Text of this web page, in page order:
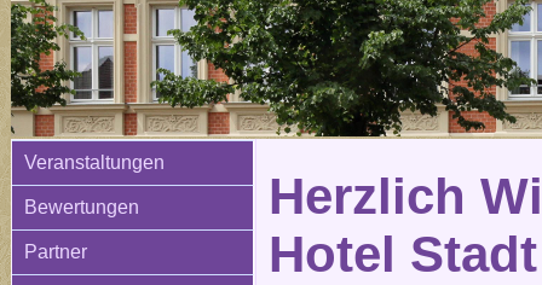
Veranstaltungen
Bewertungen
Partner
Herzlich
Hotel